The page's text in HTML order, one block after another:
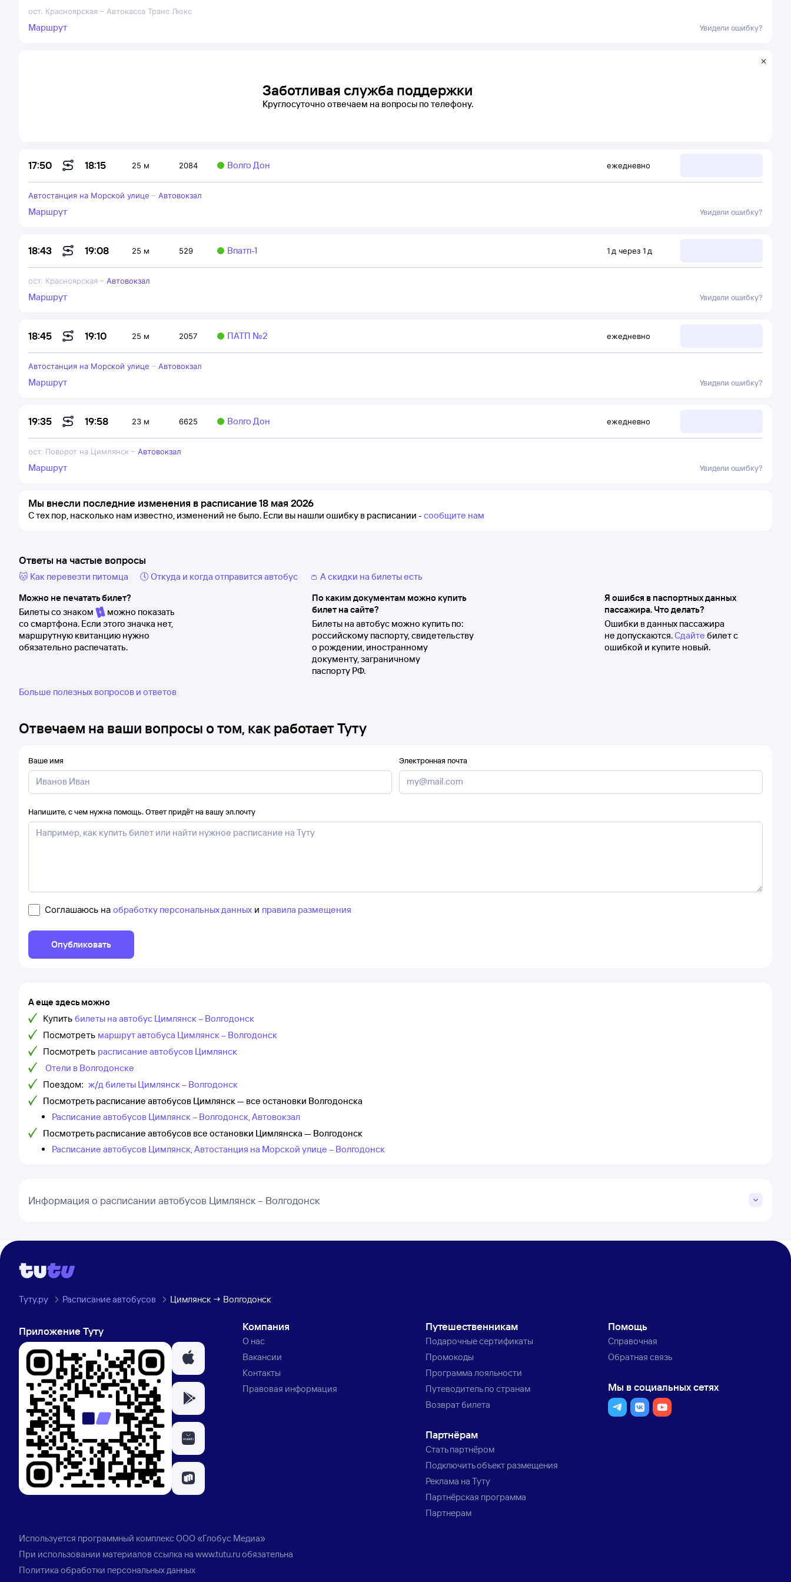
ост. Красноярская – Автокасса Транс Люкс
Маршрут Увидели ошибку?
Заботливая служба поддержки
Круглосуточно отвечаем на вопросы по телефону.
17:50 18:15 25 м 2084 Волго Дон ежедневно
Автостанция на Морской улице – Автовокзал
Маршрут Увидели ошибку?
18:43 19:08 25 м 529 Впатп-1 1 д через 1 д
ост. Красноярская – Автовокзал
Маршрут Увидели ошибку?
18:45 19:10 25 м 2057 ПАТП №2 ежедневно
Автостанция на Морской улице – Автовокзал
Маршрут Увидели ошибку?
19:35 19:58 23 м 6625 Волго Дон ежедневно
ост. Поворот на Цимлянск – Автовокзал
Маршрут Увидели ошибку?
Мы внесли последние изменения в расписание 18 мая 2026
С тех пор, насколько нам известно, изменений не было. Если вы нашли ошибку в расписании -сообщите нам
Ответы на частые вопросы
🐱 Как перевезти питомца 🕔 Откуда и когда отправится автобус
👛 А скидки на билеты есть
Можно не печатать билет?
Билеты со знаком
можно показать
со смартфона. Если этого значка нет,
маршрутную квитанцию нужно
обязательно распечатать.
По каким документам можно купить
билет на сайте?
Билеты на автобус можно купить по:
российскому паспорту, свидетельству
о рождении, иностранному
документу, заграничному
паспорту РФ.
Я ошибся в паспортных данных
пассажира. Что делать?
Ошибки в данных пассажира
не допускаются.Сдайте билет с
ошибкой и купите новый.
Больше полезных вопросов и ответов
Отвечаем на ваши вопросы о том, как работает Туту
Ваше имя Электронная почта
Напишите, с чем нужна помощь. Ответ придёт на вашу эл.почту
Соглашаюсь на обработку персональных данных и правила размещения
Опубликовать
А еще здесь можно
Купить билеты на автобус Цимлянск – Волгодонск
Посмотреть маршрут автобуса Цимлянск – Волгодонск
Посмотреть расписание автобусов Цимлянск
Отели в Волгодонске
Поездом: ж/д билеты Цимлянск – Волгодонск
Посмотреть расписание автобусов Цимлянск — все остановки Волгодонска
Расписание автобусов Цимлянск – Волгодонск, Автовокзал
Посмотреть расписание автобусов все остановки Цимлянска — Волгодонск
Расписание автобусов Цимлянск, Автостанция на Морской улице – Волгодонск
Информация о расписании автобусов Цимлянск – Волгодонск
Туту.ру Расписание автобусов Цимлянск → Волгодонск
Приложение Туту Компания
О нас
Вакансии
Контакты
Правовая информация
Путешественникам
Подарочные сертификаты
Промокоды
Программа лояльности
Путеводитель по странам
Возврат билета
Партнёрам
Стать партнёром
Подключить объект размещения
Реклама на Туту
Партнёрская программа
Партнерам
Помощь
Справочная
Обратная связь
Мы в социальных сетях
Используется программный комплексООО «Глобус Медиа»
При использовании материалов ссылка на www.tutu.ruобязательна
Политика обработки персональных данных